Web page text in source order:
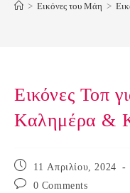
> Εικόνες του Μάη >
Εικόνες Τοπ
Καλημέρα &
Post
published:
11 Απριλίου, 2024
Post
0 Comments